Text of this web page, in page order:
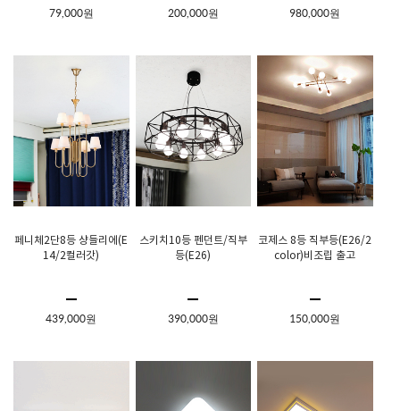
79,000원 200,000원 980,000원
페니체2단8등 샹들리에(E
14/2컬러갓)
439,000원
스키치10등 펜던트/직부
등(E26)
390,000원
코제스 8등 직부등(E26/2
color)비조립 출고
150,000원